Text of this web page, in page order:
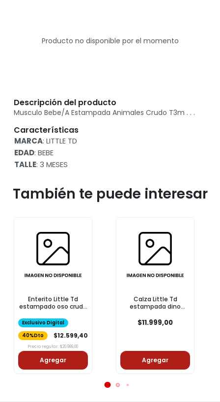
Producto no disponible por el momento
Descripción del producto
Musculo Bebe/A Estampada Animales Crudo T3m . . .
Características
MARCA: LITTLE TD
EDAD: BEBE
TALLE: 3 MESES
También te puede interesar
Enterito Little Td
estampado oso crudo
Exclusivo Digital
40%Dto
$12.599,40
Precio regular: $20.999,00
Agregar
Calza Little Td
estampada dino
$11.999,00
Agregar